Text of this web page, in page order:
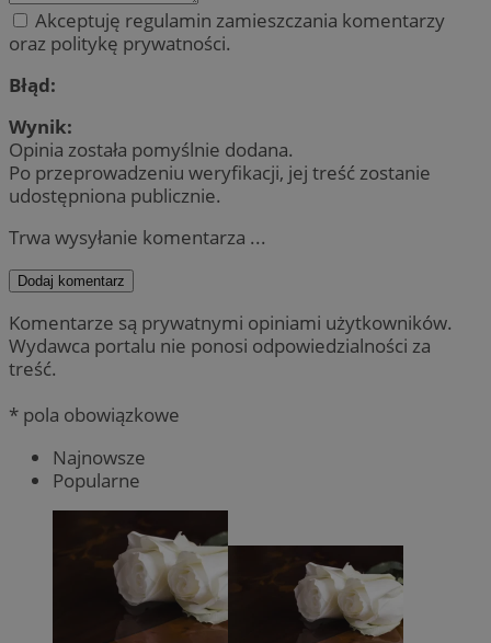
Akceptuję regulamin zamieszczania komentarzy
oraz politykę prywatności.
Błąd:
Wynik:
Opinia została pomyślnie dodana.
Po przeprowadzeniu weryfikacji, jej treść zostanie
udostępniona publicznie.
Trwa wysyłanie komentarza ...
Dodaj komentarz
Komentarze są prywatnymi opiniami użytkowników.
Wydawca portalu nie ponosi odpowiedzialności za
treść.
* pola obowiązkowe
Najnowsze
Popularne